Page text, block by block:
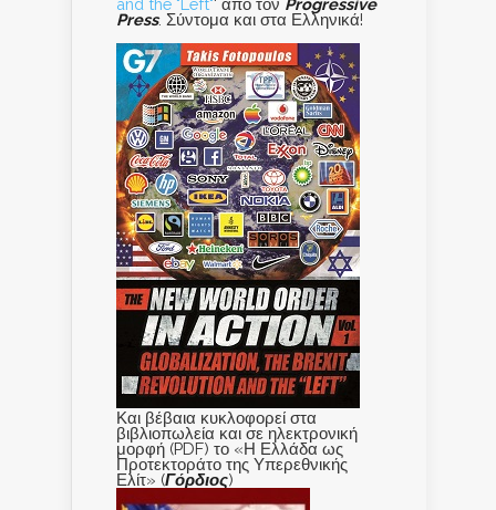
Press. Σύντομα και στα Ελληνικά!
Και βέβαια κυκλοφορεί στα
βιβλιοπωλεία και σε ηλεκτρονική
μορφή (PDF) το «Η Ελλάδα ως
Προτεκτοράτο της Υπερεθνικής
Ελίτ» (Γόρδιος)